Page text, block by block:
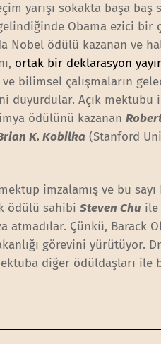
yarışı sokakta başa baş
Obama ezici bir
Nobel ödülü kazanan ve
ortak bir deklarasyon
bilimsel çalışmaların
duyurdular. Açık mektubu
ödülünü kazanan
K. Kobilka (Stanford
imzalamış ve bu sayı
ödülü sahibiSteven Chu ile
atmadılar. Çünkü, Barack
görevini yürütüyor.
diğer ödüldaşları ile